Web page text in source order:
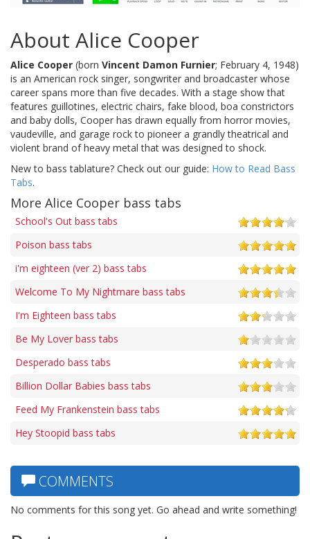
About Alice Cooper
Alice Cooper (born Vincent Damon Furnier; February 4, 1948)
is an American rock singer, songwriter and broadcaster whose
career spans more than five decades. With a stage show that
features guillotines, electric chairs, fake blood, boa constrictors
and baby dolls, Cooper has drawn equally from horror movies,
vaudeville, and garage rock to pioneer a grandly theatrical and
violent brand of heavy metal that was designed to shock.
New to bass tablature? Check out our guide: How to Read Bass
Tabs.
More Alice Cooper bass tabs
School's Out bass tabs
Poison bass tabs
i'm eighteen (ver 2) bass tabs
Welcome To My Nightmare bass tabs
I'm Eighteen bass tabs
Be My Lover bass tabs
Desperado bass tabs
Billion Dollar Babies bass tabs
Feed My Frankenstein bass tabs
Hey Stoopid bass tabs
COMMENTS
No comments for this song yet. Go ahead and write something!